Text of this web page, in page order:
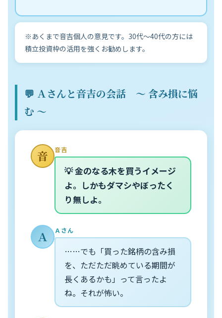
※あくまで音吉個人の意見です。30代〜40代の方には
積立投資枠の活用を強くお勧めします。
💬 Ａさんと音吉の会話 〜 含み損に悩
む 〜
音 音吉
💡 金のなる木を買うイメージ
よ。しかもダマシやぼったく
り無しよ。
Ａ Ａさん
……でも「買った銘柄の含み損
を、ただただ眺めている期間が
長くあるかも」って言ったよ
ね。それが怖い。